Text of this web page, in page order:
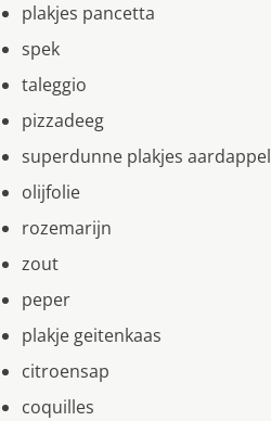
plakjes pancetta
spek
taleggio
pizzadeeg
superdunne plakjes aardappel
olijfolie
rozemarijn
zout
peper
plakje geitenkaas
citroensap
coquilles